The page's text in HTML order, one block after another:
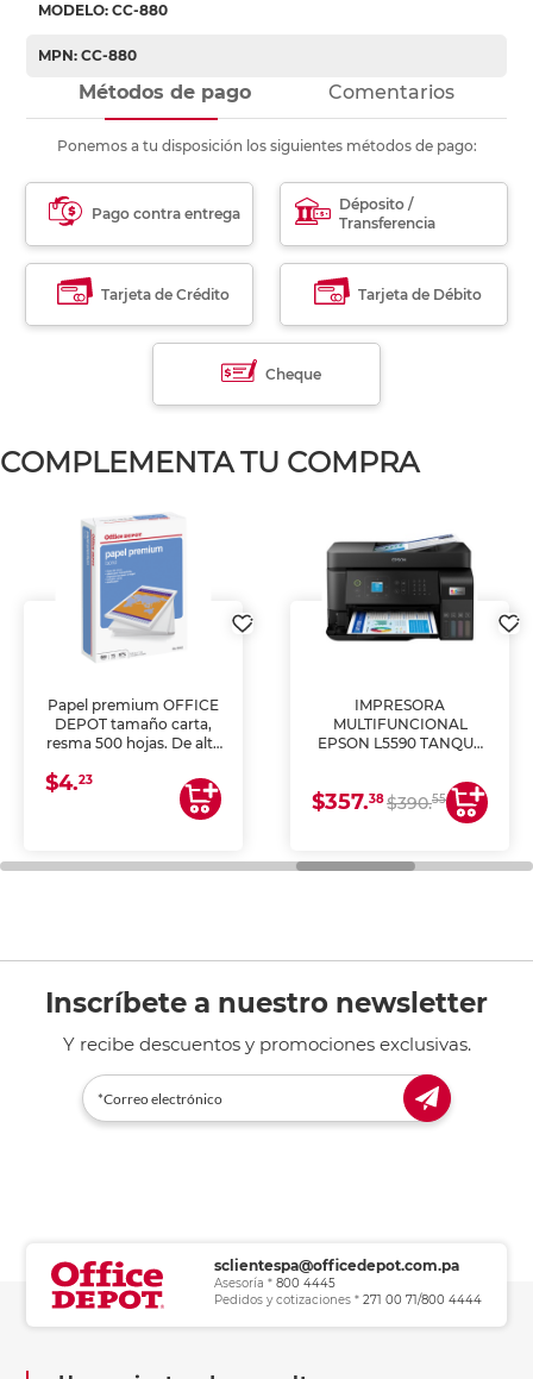
MODELO: CC-880
MPN: CC-880
Métodos de pago Comentarios
Ponemos a tu disposición los siguientes métodos de pago:
Pago contra entrega
Déposito /
Transferencia
Tarjeta de Crédito Tarjeta de Débito
Cheque
COMPLEMENTA TU COMPRA
Papel premium OFFICE
DEPOT tamaño carta,
resma 500 hojas. De alta
uniforme, ideal para
impresoras de inyección
de tinta y láser,
general de oficina.
$4.23
IMPRESORA
MULTIFUNCIONAL
EPSON L5590 TANQUE
COPIA Y ESCANEA)
$357.38$390.55
Inscríbete a nuestro newsletter
Y recibe descuentos y promociones exclusivas.
sclientespa@officedepot.com.pa
Asesoría * 800 4445
Pedidos y cotizaciones * 271 00 71/800 4444